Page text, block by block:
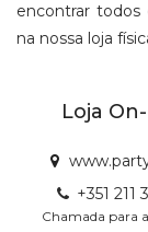
encontrar todos
na nossa loja
Loja
+351 211
Chamada para